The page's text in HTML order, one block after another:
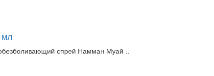
спрей Намман Муай ..